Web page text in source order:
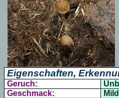
Eigenschaften,
Geruch:
Geschmack: